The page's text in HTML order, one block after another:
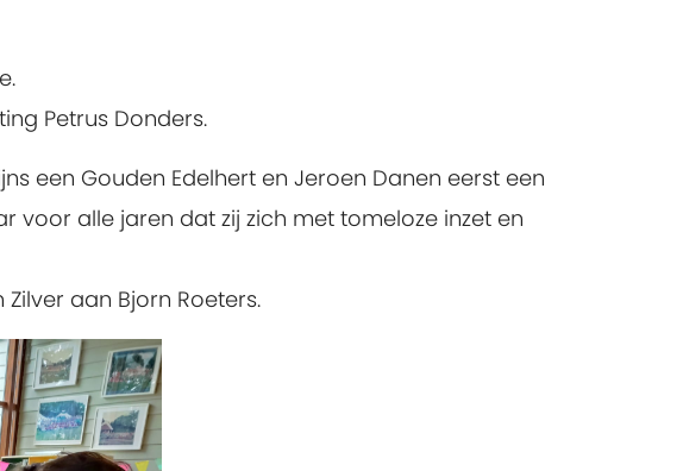
Petrus Donders.
een Gouden Edelhert en Jeroen Danen eerst een
voor alle jaren dat zij zich met tomeloze inzet en
aan Bjorn Roeters.